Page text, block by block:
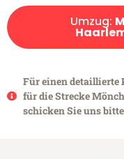
Umzug:
Für einen detaillierte
für die Strecke
schicken Sie uns